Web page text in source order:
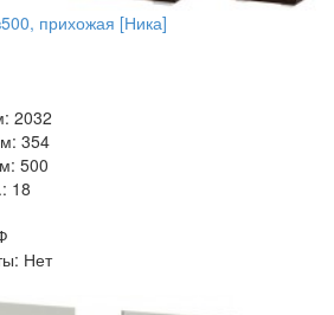
прихожая [Ника]
2032
354
500
18
Нет